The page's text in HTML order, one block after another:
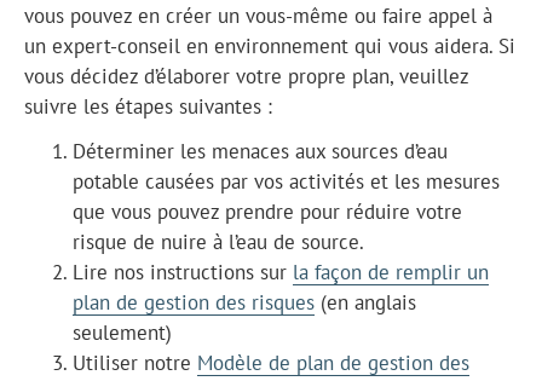
vous pouvez en créer un vous-même ou faire appel à
un expert-conseil en environnement qui vous aidera. Si
vous décidez d’élaborer votre propre plan, veuillez
suivre les étapes suivantes :
Déterminer les menaces aux sources d’eau
potable causées par vos activités et les mesures
que vous pouvez prendre pour réduire votre
risque de nuire à l’eau de source.
Lire nos instructions sur la façon de remplir un
plan de gestion des risques (en anglais
seulement)
Utiliser notre Modèle de plan de gestion des